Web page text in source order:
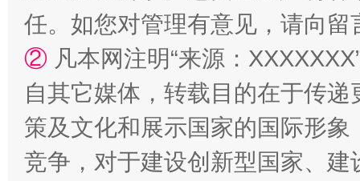
任。如您对管理有意见，请向
② 凡本网注明“来源：
自其它媒体，转载目的在于传
策及文化和展示国家的国际形
竞争，对于建设创新型国家、